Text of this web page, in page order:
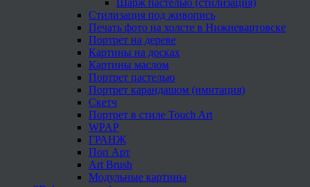
Стилизация под живопись
Печать фото на холсте в Нижневартовске
Портрет на дереве
Картины на досках
Картины маслом
Портрет пастелью
Портрет карандашом (имитация)
Скетч
Портрет в стиле Touch Art
WPAP
ГРАНЖ
Поп Арт
Art Brush
Модульные картины